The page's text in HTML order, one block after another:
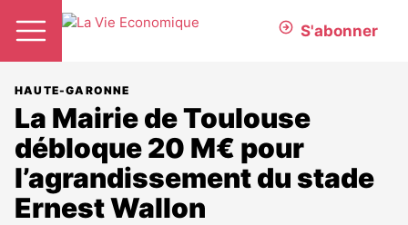
S'abonner
HAUTE-GARONNE
La Mairie de Toulouse
débloque 20 M€ pour
l’agrandissement du stade
Ernest Wallon